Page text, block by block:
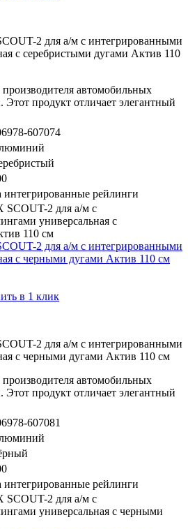
2 для а/м с интегрированными
с серебристыми дугами Актив 110
автомобильных
продукт отличает элегантный
607074
интегрированные рейлинги
2 для а/м с интегрированными
с черными дугами Актив 110 см
в 1 клик
2 для а/м с интегрированными
с черными дугами Актив 110 см
автомобильных
продукт отличает элегантный
607081
интегрированные рейлинги